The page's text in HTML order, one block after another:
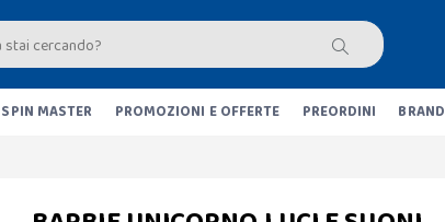
SPIN MASTER PROMOZIONI E OFFERTE PREORDINI BRAND